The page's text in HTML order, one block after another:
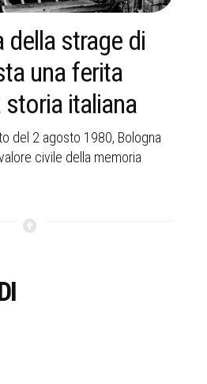
della strage di
una ferita
italiana
del 2 agosto 1980, Bologna
civile della memoria